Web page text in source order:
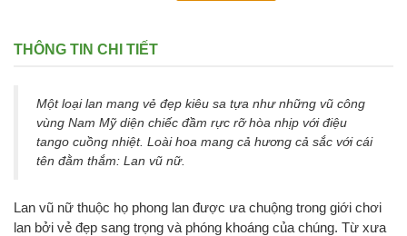
THÔNG TIN CHI TIẾT
Một loại lan mang vẻ đẹp kiêu sa tựa như những vũ công
vùng Nam Mỹ diện chiếc đầm rực rỡ hòa nhịp với điệu
tango cuồng nhiệt. Loài hoa mang cả hương cả sắc với cái
tên đằm thắm: Lan vũ nữ.
Lan vũ nữ thuộc họ phong lan được ưa chuộng trong giới chơi
lan bởi vẻ đẹp sang trọng và phóng khoáng của chúng. Từ xưa